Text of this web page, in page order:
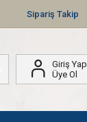
Sipariş Takip
Giriş Yap
Üye Ol